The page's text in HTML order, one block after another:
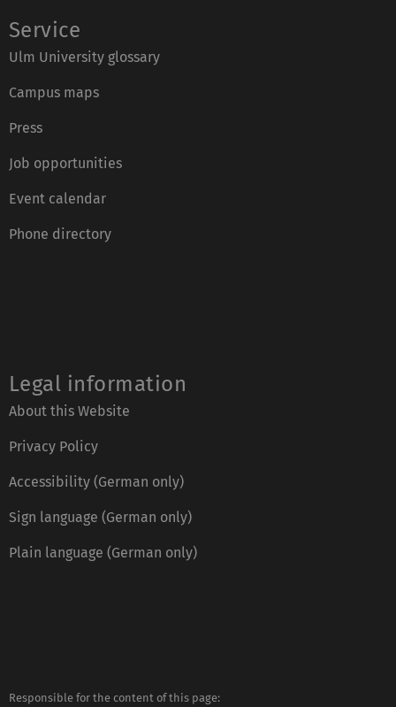
Service
Ulm University glossary
Campus maps
Press
Job opportunities
Event calendar
Phone directory
Legal information
About this Website
Privacy Policy
Accessibility (German only)
Sign language (German only)
Plain language (German only)
Responsible for the content of this page: